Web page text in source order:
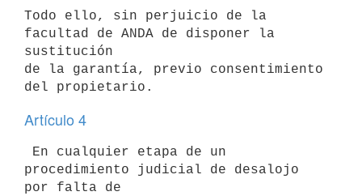
Todo ello, sin perjuicio de la
facultad de ANDA de disponer la
sustitución
de la garantía, previo consentimiento
Artículo 4
procedimiento judicial de desalojo
por falta de